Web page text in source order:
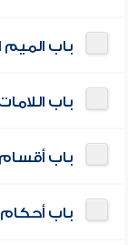
باب الميم
باب
باب أقسام
باب أحكام